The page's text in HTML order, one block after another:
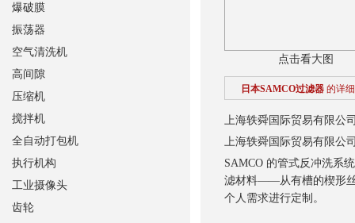
点击看大图
日本SAMCO过滤器 的详
上海轶舜国际贸易有限公
上海轶舜国际贸易有限公
SAMCO 的管式反冲洗系
滤材料——从有槽的楔形丝
个人需求进行定制。
爆破膜
振荡器
空气清洗机
高间隙
压缩机
搅拌机
全自动打包机
执行机构
工业摄像头
齿轮